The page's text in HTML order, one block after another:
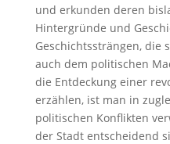
und erkunden deren
Hintergründe und
Geschichtssträngen, die
auch dem politischen
die Entdeckung einer
erzählen, ist man in
politischen Konflikten
der Stadt entscheidend